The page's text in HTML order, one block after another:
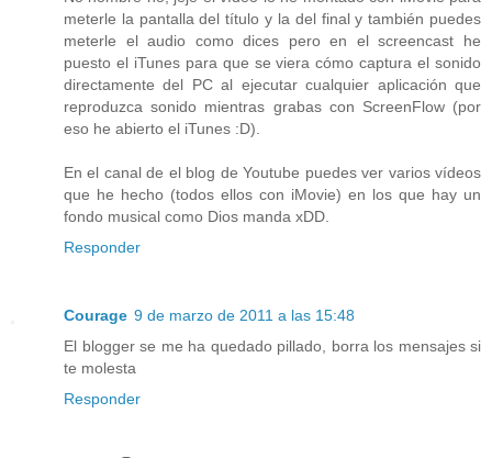
meterle la pantalla del título y la del final y también puedes
meterle el audio como dices pero en el screencast he
puesto el iTunes para que se viera cómo captura el sonido
directamente del PC al ejecutar cualquier aplicación que
reproduzca sonido mientras grabas con ScreenFlow (por
eso he abierto el iTunes :D).
En el canal de el blog de Youtube puedes ver varios vídeos
que he hecho (todos ellos con iMovie) en los que hay un
fondo musical como Dios manda xDD.
Responder
Courage 9 de marzo de 2011 a las 15:48
El blogger se me ha quedado pillado, borra los mensajes si
te molesta
Responder